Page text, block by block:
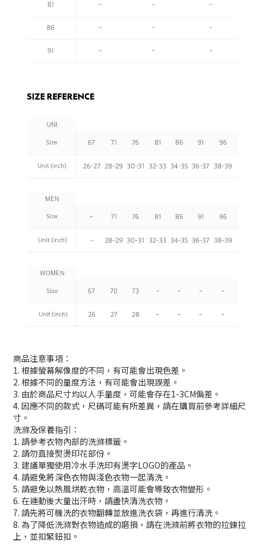
商品注意事項：
1. 根據螢幕解像度的不同，有可能會出現色差。
2. 根據不同的量度方法，有可能會出現誤差。
3. 由於商品尺寸均以人手量度，可能會存在1-3CM偏差。
4. 因應不同的款式，尺碼可能有所差異，請在購買前參考詳細尺
寸。
洗滌及保養指引：
1. 請參考衣物內部的洗滌標籤。
2. 請勿直接熨燙印花部份。
3. 建議單獨使用冷水手洗印有燙字LOGO的產品。
4. 請避免將深色衣物與淺色衣物一起清洗。
5. 請避免以熱風烘乾衣物，高溫可能會導致衣物變形。
6. 在運動後大量出汗時，請盡快清洗衣物。
7. 請先將可機洗的衣物翻轉並放進洗衣袋，再進行清洗。
8. 為了降低洗滌對衣物造成的磨損，請在洗滌前將衣物的拉鍊拉
上，並扣緊鈕扣。